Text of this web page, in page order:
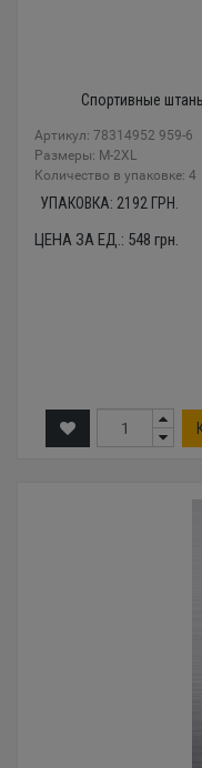
Спортивные
Артикул: 78314952 959-6
Размеры: М-2XL
Количество в упаковке: 4
УПАКОВКА: 2192 ГРН.
ЦЕНА ЗА ЕД.: 548 грн.